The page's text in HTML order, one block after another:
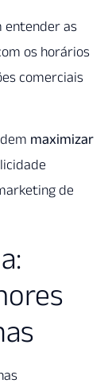
entender as
os horários
comerciais
maximizar
de